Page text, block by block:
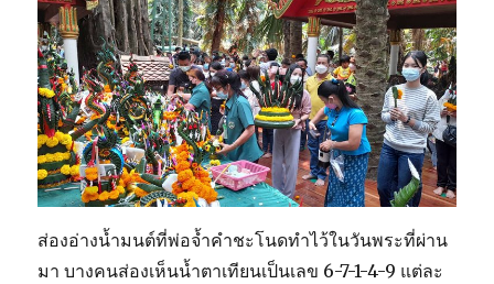
ส่องอ่างน้ำมนต์ที่พ่อจ้ำคำชะโนดทำไว้ในวันพระที่ผ่าน
มา บางคนส่องเห็นน้ำตาเทียนเป็นเลข 6-7-1-4-9 แต่ละ